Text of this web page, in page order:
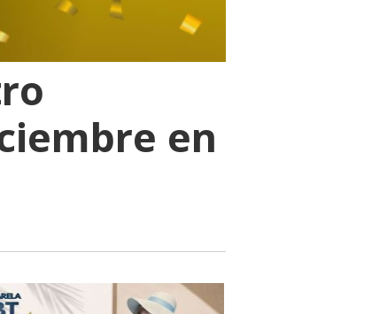
en